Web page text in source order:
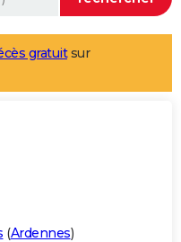
gratuitsur
(Ardennes)